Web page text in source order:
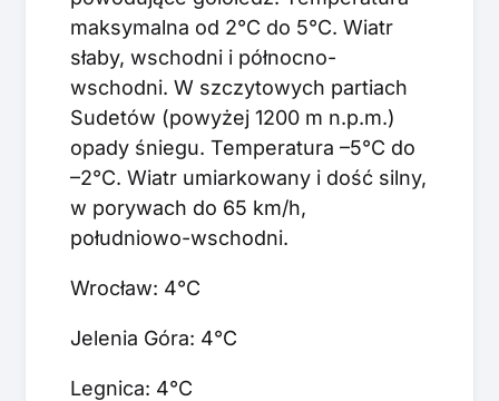
maksymalna od 2°C do 5°C. Wiatr
słaby, wschodni i północno-
wschodni. W szczytowych partiach
Sudetów (powyżej 1200 m n.p.m.)
opady śniegu. Temperatura –5°C do
–2°C. Wiatr umiarkowany i dość silny,
w porywach do 65 km/h,
południowo-wschodni.
Wrocław: 4°C
Jelenia Góra: 4°C
Legnica: 4°C